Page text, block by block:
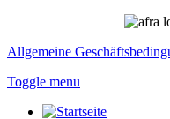
Allgemeine
Toggle menu